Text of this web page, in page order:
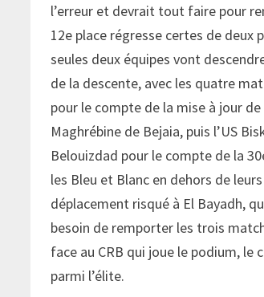
l’erreur et devrait tout faire pour
12e place régresse certes de deux
seules deux équipes vont
de la descente, avec les quatre
pour le compte de la mise à jour
Maghrébine de Bejaia, puis l’US
Belouizdad pour le compte de la
les Bleu et Blanc en dehors de
déplacement risqué à El Bayadh,
besoin de remporter les trois
face au CRB qui joue le podium,
parmi l’élite.